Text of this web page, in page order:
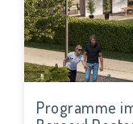
Programme